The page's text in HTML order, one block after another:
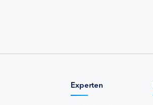
Experten